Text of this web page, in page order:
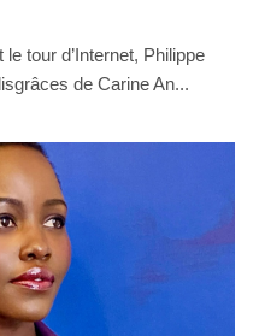
tour d’Internet, Philippe
de Carine An...